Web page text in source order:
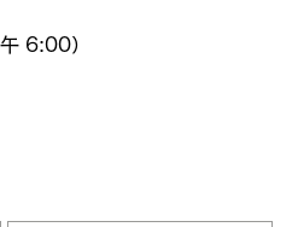
6:00）